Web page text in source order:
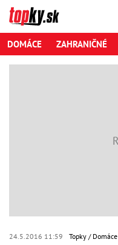
DOMÁCE ZAHRANIČNÉ
24.5.2016 11:59 Topky Domáce